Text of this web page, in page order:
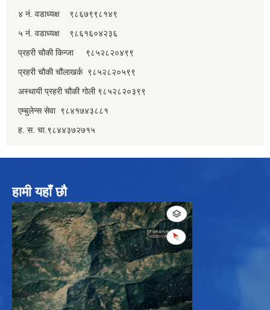
४ नं. वडाध्यक्ष ९८६७९९८१४९
५ नं. वडाध्यक्ष ९८६१६०४२३६
प्रहरी चौकी किन्जा ९८५२८२०४९९
प्रहरी चौकी चौंलाखर्क ९८५२८२०५९९
अस्थायी प्रहरी चौकी गोली ९८५२८२०३९९
एम्बुलेन्स सेवा ९८४१७४३८८१
ह. स. चा.९८४४३७२७१५
हामी यहाँ छौ